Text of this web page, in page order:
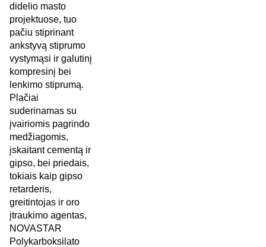
didelio masto
projektuose, tuo
pačiu stiprinant
ankstyvą stiprumo
vystymąsi ir galutinį
kompresinį bei
lenkimo stiprumą.
Plačiai
suderinamas su
įvairiomis pagrindo
medžiagomis,
įskaitant cementą ir
gipso, bei priedais,
tokiais kaip gipso
retarderis,
greitintojas ir oro
įtraukimo agentas,
NOVASTAR
Polykarboksilato